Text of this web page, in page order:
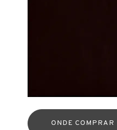
ONDE COMPRAR